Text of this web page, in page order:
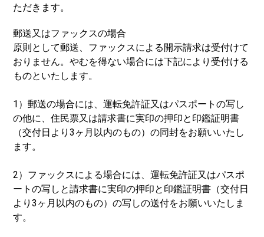
ただきます。
郵送又はファックスの場合
原則として郵送、ファックスによる開示請求は受付けて
おりません。やむを得ない場合には下記により受付ける
ものといたします。
1）郵送の場合には、運転免許証又はパスポートの写し
の他に、住民票又は請求書に実印の押印と印鑑証明書
（交付日より3ヶ月以内のもの）の同封をお願いいたし
ます。
2）ファックスによる場合には、運転免許証又はパスポ
ートの写しと請求書に実印の押印と印鑑証明書（交付日
より3ヶ月以内のもの）の写しの送付をお願いいたしま
す。